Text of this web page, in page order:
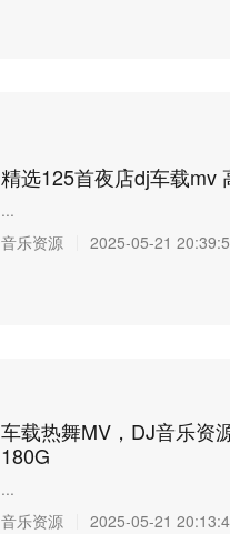
精选125首夜店dj车载mv
...
音乐资源
2025-05-21
车载热舞MV，DJ音乐资
180G
...
音乐资源
2025-05-21